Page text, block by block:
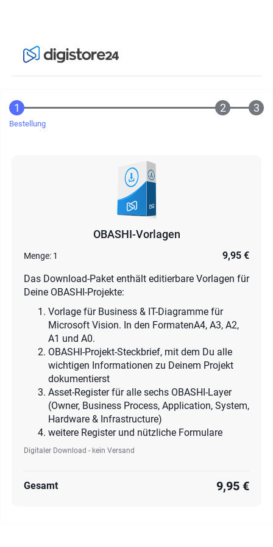
Bestellung
OBASHI-Vorlagen
Menge: 1
9,95 €
Das Download-Paket enthält editierbare Vorlagen für
Deine OBASHI-Projekte:
Vorlage für Business & IT-Diagramme für
Microsoft Vision. In den FormatenA4, A3, A2,
A1 und A0.
OBASHI-Projekt-Steckbrief, mit dem Du alle
wichtigen Informationen zu Deinem Projekt
dokumentierst
Asset-Register für alle sechs OBASHI-Layer
(Owner, Business Process, Application, System,
Hardware & Infrastructure)
weitere Register und nützliche Formulare
Digitaler Download - kein Versand
Gesamt 9,95 €